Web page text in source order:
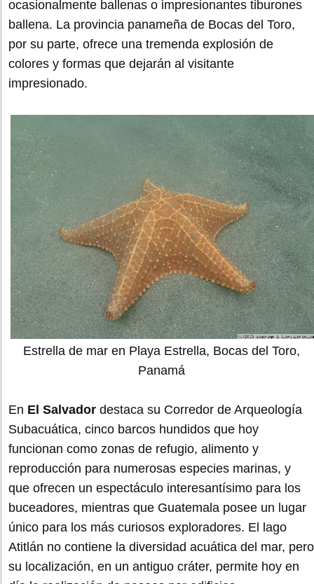
ocasionalmente ballenas o impresionantes tiburones
ballena. La provincia panameña de Bocas del Toro,
por su parte, ofrece una tremenda explosión de
colores y formas que dejarán al visitante
impresionado.
Estrella de mar en Playa Estrella, Bocas del Toro,
Panamá
En El Salvador destaca su Corredor de Arqueología
Subacuática, cinco barcos hundidos que hoy
funcionan como zonas de refugio, alimento y
reproducción para numerosas especies marinas, y
que ofrecen un espectáculo interesantísimo para los
buceadores, mientras que Guatemala posee un lugar
único para los más curiosos exploradores. El lago
Atitlán no contiene la diversidad acuática del mar, pero
su localización, en un antiguo cráter, permite hoy en